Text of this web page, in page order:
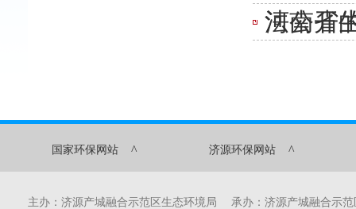
法公开
河南省
国家环保网站 ^ 济源环保网站 ^
主办：济源产城融合示范区生态环境局 承办：济源产城融合